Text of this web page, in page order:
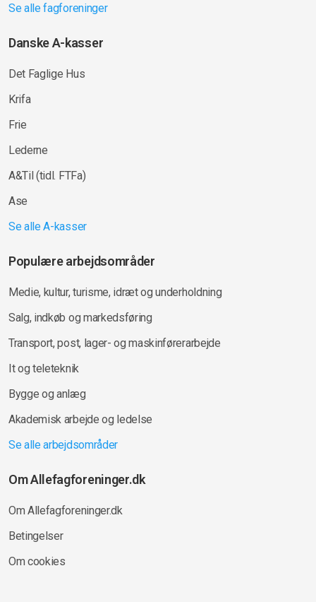
Se alle fagforeninger
Danske A-kasser
Det Faglige Hus
Krifa
Frie
Lederne
A&Til (tidl. FTFa)
Ase
Se alle A-kasser
Populære arbejdsområder
Medie, kultur, turisme, idræt og underholdning
Salg, indkøb og markedsføring
Transport, post, lager- og maskinførerarbejde
It og teleteknik
Bygge og anlæg
Akademisk arbejde og ledelse
Se alle arbejdsområder
Om Allefagforeninger.dk
Om Allefagforeninger.dk
Betingelser
Om cookies